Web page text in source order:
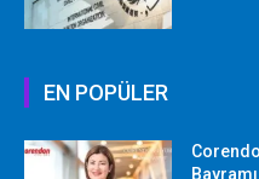
EN POPÜLER